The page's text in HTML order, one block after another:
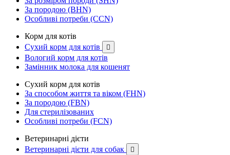
За породою (BHN)
Особливі потреби (CCN)
Корм для котів
Сухий корм для котів

Вологий корм для котів
Замінник молока для кошенят
Сухий корм для котів
За способом життя та віком (FHN)
За породою (FBN)
Для стерилізованих
Особливі потреби (FCN)
Ветеринарні дієти
Ветеринарні дієти для собак
